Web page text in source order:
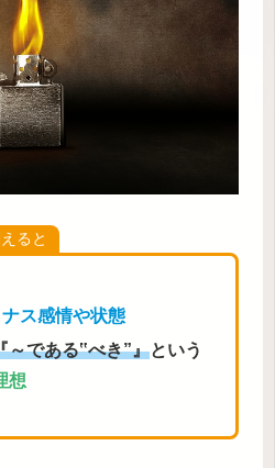
ると
ス感情や状態
～である‟べき”』という
想